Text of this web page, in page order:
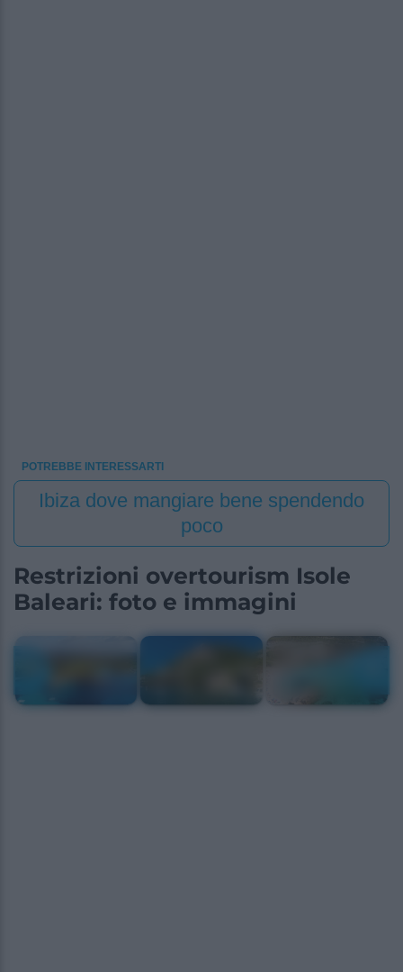
POTREBBE INTERESSARTI
Ibiza dove mangiare bene spendendo
poco
Restrizioni overtourism Isole
Baleari: foto e immagini